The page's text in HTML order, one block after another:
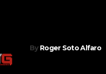
By Roger Soto Alfaro